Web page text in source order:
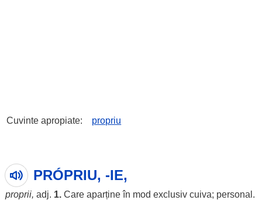
Cuvinte apropiate: propriu
PRÓPRIU, -IE,
proprii, adj. 1.Care aparțineîn mod exclusivcuiva; personal .